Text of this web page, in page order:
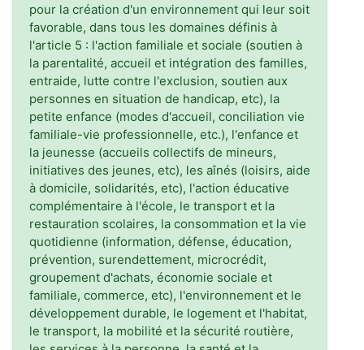
pour la création d'un environnement qui leur soit
favorable, dans tous les domaines définis à
l'article 5 : l'action familiale et sociale (soutien à
la parentalité, accueil et intégration des familles,
entraide, lutte contre l'exclusion, soutien aux
personnes en situation de handicap, etc), la
petite enfance (modes d'accueil, conciliation vie
familiale-vie professionnelle, etc.), l'enfance et
la jeunesse (accueils collectifs de mineurs,
initiatives des jeunes, etc), les aînés (loisirs, aide
à domicile, solidarités, etc), l'action éducative
complémentaire à l'école, le transport et la
restauration scolaires, la consommation et la vie
quotidienne (information, défense, éducation,
prévention, surendettement, microcrédit,
groupement d'achats, économie sociale et
familiale, commerce, etc), l'environnement et le
développement durable, le logement et l'habitat,
le transport, la mobilité et la sécurité routière,